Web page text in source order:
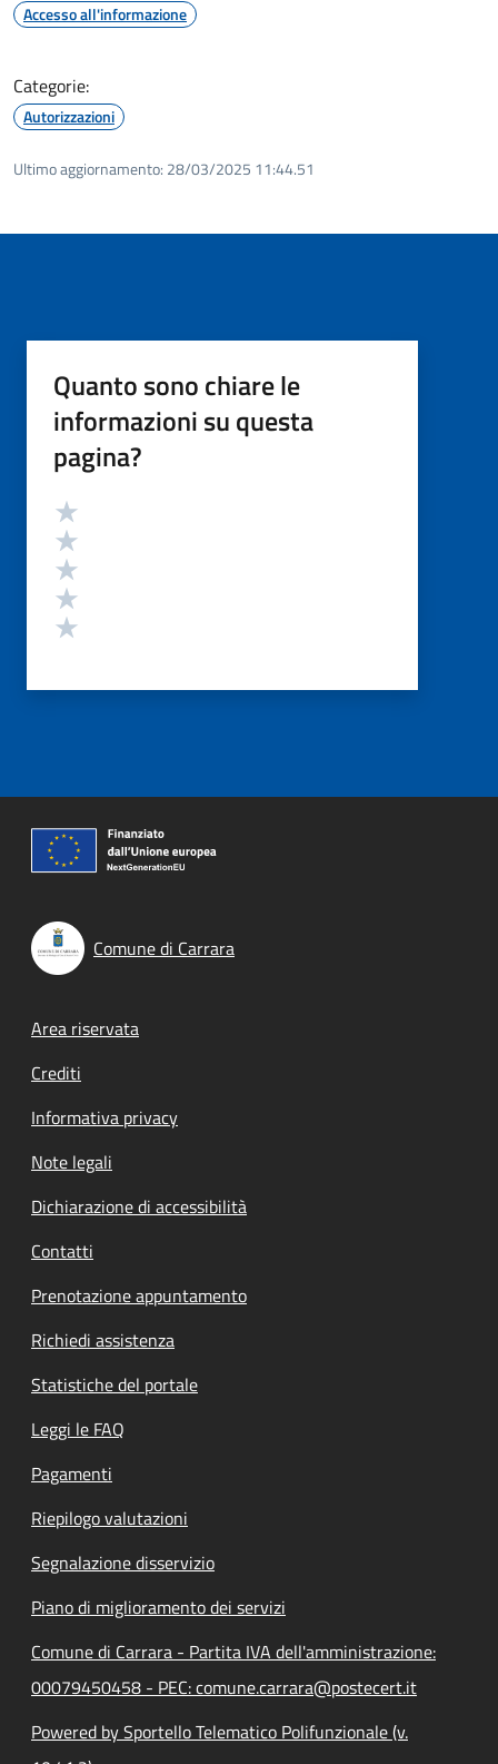
Accesso all'informazione
Categorie:
Autorizzazioni
Ultimo aggiornamento: 28/03/2025 11:44.51
Quanto sono chiare le
informazioni su questa
pagina?
Valutazione
Comune di Carrara
Footer menu
Area riservata
Crediti
Informativa privacy
Note legali
Dichiarazione di accessibilità
Contatti
Prenotazione appuntamento
Richiedi assistenza
Statistiche del portale
Leggi le FAQ
Pagamenti
Riepilogo valutazioni
Segnalazione disservizio
Piano di miglioramento dei servizi
Comune di Carrara - Partita IVA dell'amministrazione:
00079450458 - PEC: comune.carrara@postecert.it
Powered by Sportello Telematico Polifunzionale (v.